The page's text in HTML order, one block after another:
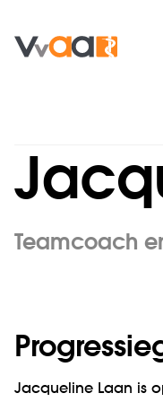
Teamcoach
Jacqueline Laan is